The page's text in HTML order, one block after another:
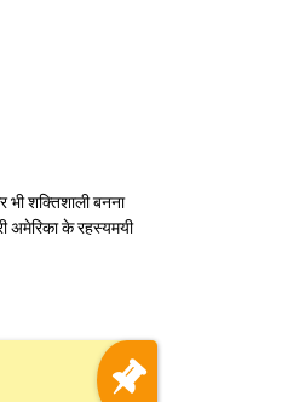
शक्तिशाली बनना
अमेरिका के रहस्यमयी